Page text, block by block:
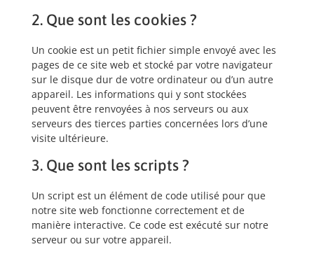
2. Que sont les cookies ?
Un cookie est un petit fichier simple envoyé avec les
pages de ce site web et stocké par votre navigateur
sur le disque dur de votre ordinateur ou d’un autre
appareil. Les informations qui y sont stockées
peuvent être renvoyées à nos serveurs ou aux
serveurs des tierces parties concernées lors d’une
visite ultérieure.
3. Que sont les scripts ?
Un script est un élément de code utilisé pour que
notre site web fonctionne correctement et de
manière interactive. Ce code est exécuté sur notre
serveur ou sur votre appareil.